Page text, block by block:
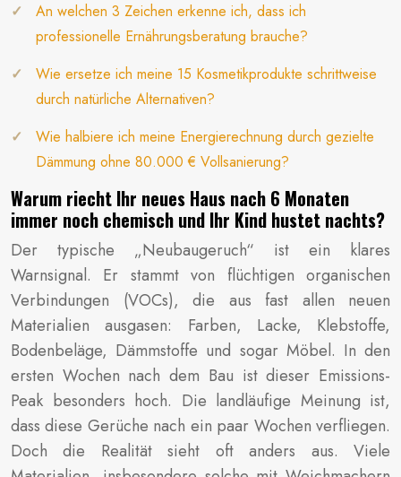
An welchen 3 Zeichen erkenne ich, dass ich
professionelle Ernährungsberatung brauche?
Wie ersetze ich meine 15 Kosmetikprodukte schrittweise
durch natürliche Alternativen?
Wie halbiere ich meine Energierechnung durch gezielte
Dämmung ohne 80.000 € Vollsanierung?
Warum riecht Ihr neues Haus nach 6 Monaten
immer noch chemisch und Ihr Kind hustet nachts?
Der typische „Neubaugeruch“ ist ein klares
Warnsignal. Er stammt von flüchtigen organischen
Verbindungen (VOCs), die aus fast allen neuen
Materialien ausgasen: Farben, Lacke, Klebstoffe,
Bodenbeläge, Dämmstoffe und sogar Möbel. In den
ersten Wochen nach dem Bau ist dieser Emissions-
Peak besonders hoch. Die landläufige Meinung ist,
dass diese Gerüche nach ein paar Wochen verfliegen.
Doch die Realität sieht oft anders aus. Viele